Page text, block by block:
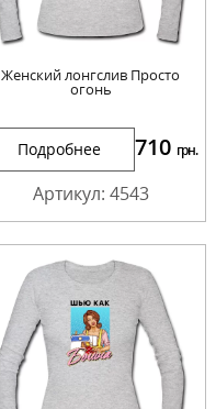
Женский лонгслив Просто
огонь
Подробнее 710 грн.
Артикул: 4543